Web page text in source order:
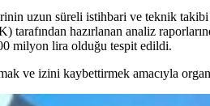
uzun süreli istihbari ve teknik
hazırlanan analiz
milyon lira olduğu tespit edildi.
ve izini kaybettirmek amacıyla